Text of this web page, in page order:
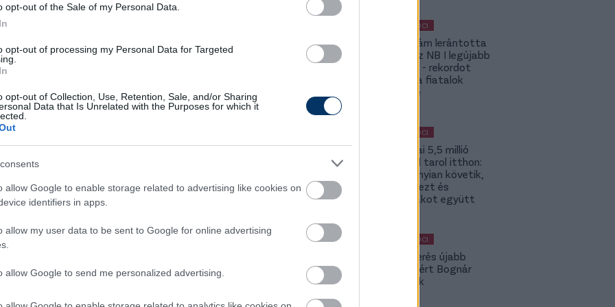
opt-out of the Sale of my Personal Data.
opt-out of processing my Personal Data for Targeted
opt-out of Collection, Use, Retention, Sale, and/or Sharing
Data that Is Unrelated with the Purposes for which it
allow Google to enable storage related to advertising like cookies on
identifiers in apps.
allow my user data to be sent to Google for online advertising
allow Google to send me personalized advertising.
használatát ajánlja és azt, hogy
ne vigyenek magukkal, mert azt
tárgyakról állítólag a Benfica és a
tájékoztatást ad - írja
idő szerint 18.45-kor mér megnyitja a
szurkolók szervezett menete a Campolide
ugyancsak rendőri felügyelet mellett.
az elsők között legyen a Google-
MAGYAR FOCI
Szalai Ádám lerántotta
a leplet az NB I legújabb
számairól - rekordot
döntött a fiatalok
játékideje
MAGYAR FOCI
Szoboszlai 5,5 millió
követővel tarol itthon:
2-szer annyian követik,
mint Kerkezt és
Dzsudzsákot együtt
MAGYAR FOCI
A Fradi-verés újabb
kispadot ért Bognár
Györgynek